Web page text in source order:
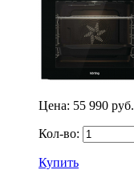
Цена: 55 990 руб.
Кол-во:
Купить